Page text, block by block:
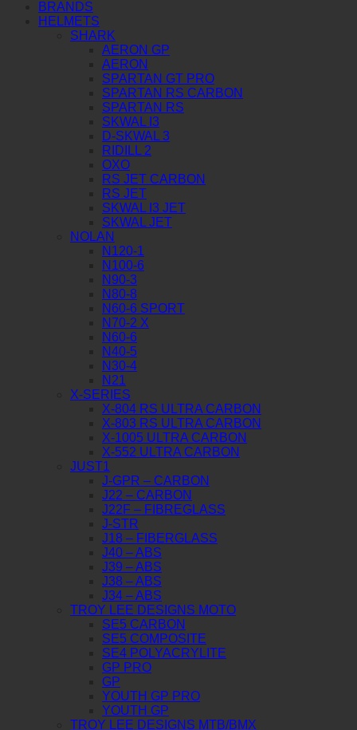
BRANDS
HELMETS
SHARK
AERON GP
AERON
SPARTAN GT PRO
SPARTAN RS CARBON
SPARTAN RS
SKWAL I3
D-SKWAL 3
RIDILL 2
OXO
RS JET CARBON
RS JET
SKWAL I3 JET
SKWAL JET
NOLAN
N120-1
N100-6
N90-3
N80-8
N60-6 SPORT
N70-2 X
N60-6
N40-5
N30-4
N21
X-SERIES
X-804 RS ULTRA CARBON
X-803 RS ULTRA CARBON
X-1005 ULTRA CARBON
X-552 ULTRA CARBON
JUST1
J-GPR – CARBON
J22 – CARBON
J22F – FIBREGLASS
J-STR
J18 – FIBERGLASS
J40 – ABS
J39 – ABS
J38 – ABS
J34 – ABS
TROY LEE DESIGNS MOTO
SE5 CARBON
SE5 COMPOSITE
SE4 POLYACRYLITE
GP PRO
GP
YOUTH GP PRO
YOUTH GP
TROY LEE DESIGNS MTB/BMX